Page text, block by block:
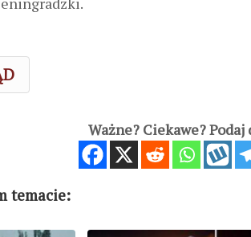
Ważne? Ciekawe? Podaj
temacie: